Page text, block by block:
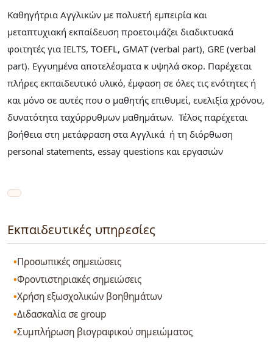
Kαθηγήτρια Αγγλικών με πολυετή εμπειρία και
μεταπτυχιακή εκπαίδευση προετοιμάζει διαδικτυακά
φοιτητές για IELTS, TOEFL, GMAT (verbal part), GRE (verbal
part). Εγγυημένα αποτελέσματα κ υψηλά σκορ. Παρέχεται
πλήρες εκπαιδευτικό υλικό, έμφαση σε όλες τις ενότητες ή
και μόνο σε αυτές που ο μαθητής επιθυμεί, ευελιξία χρόνου,
δυνατότητα ταχύρρυθμων μαθημάτων. Τέλος παρέχεται
βοήθεια στη μετάφραση στα Αγγλικά ή τη διόρθωση
personal statements, essay questions και εργασιών
Εκπαιδευτικές υπηρεσίες
Προσωπικές σημειώσεις
Φροντιστηριακές σημειώσεις
Χρήση εξωσχολικών βοηθημάτων
Διδασκαλία σε group
Συμπλήρωση βιογραφικού σημειώματος